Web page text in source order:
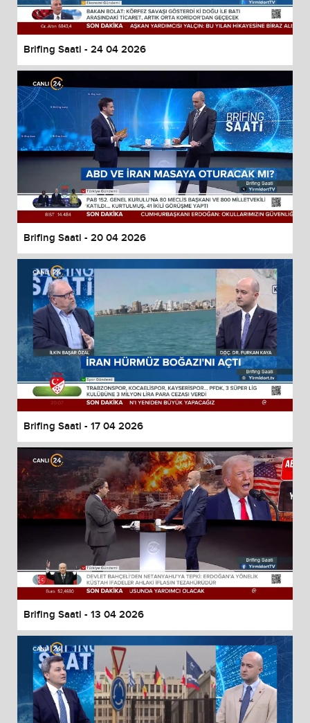
Brifing Saati - 24 04 2026
Brifing Saati - 20 04 2026
Brifing Saati - 17 04 2026
Brifing Saati - 13 04 2026